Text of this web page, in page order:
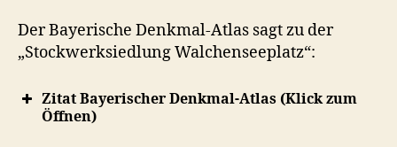
Der Bayerische Denkmal-Atlas sagt zu der
„Stockwerksiedlung Walchenseeplatz“:
Zitat Bayerischer Denkmal-Atlas (Klick zum
Öffnen)